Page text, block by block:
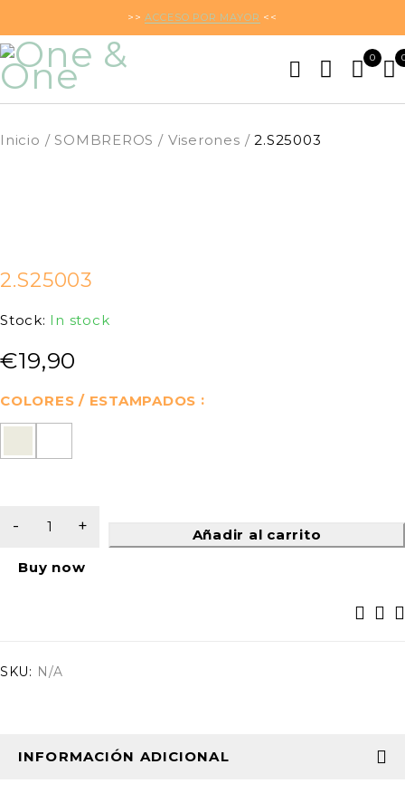
>>ACCESO POR MAYOR <<
0
Inicio / SOMBREROS / Viserones / 2.S25003
2.S25003
Stock: In stock
€19,90
COLORES / ESTAMPADOS
Añadir al carrito
Buy now
SKU: N/A
INFORMACIÓN ADICIONAL